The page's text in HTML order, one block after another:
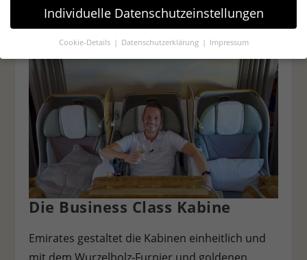
persönliche Meinung. Wir versuchen im
Gesamtbild und Bedacht anderer Business
Class Produkte einen Vergleich zu ziehen.
Die Business Class Kabine
Emirates gestaltet die Kabinen einheitlich und
Individuelle Datenschutzeinstellungen
Cookie-Details Datenschutzerklärung Impressum
Datenschutzeinstellungen
Wenn Sie unter 16 Jahre alt sind und Ihre Zustimmung zu
freiwilligen Diensten geben möchten, müssen Sie Ihre
Erziehungsberechtigten um Erlaubnis bitten.
Wir verwenden Cookies und andere Technologien auf unserer
Website. Einige von ihnen sind essenziell, während andere
uns helfen, diese Website und Ihre Erfahrung zu verbessern.
Personenbezogene Daten können verarbeitet werden (z. B. IP-
Adressen), z. B. für personalisierte Anzeigen und Inhalte oder
Anzeigen- und Inhaltsmessung.
Weitere Informationen über
die Verwendung Ihrer Daten finden Sie in unserer
Datenschutzerklärung. Es besteht keine Verpflichtung, der
nutzen zu können. Bitte beachten Sie, dass aufgrund
individueller Einstellungen möglicherweise nicht alle